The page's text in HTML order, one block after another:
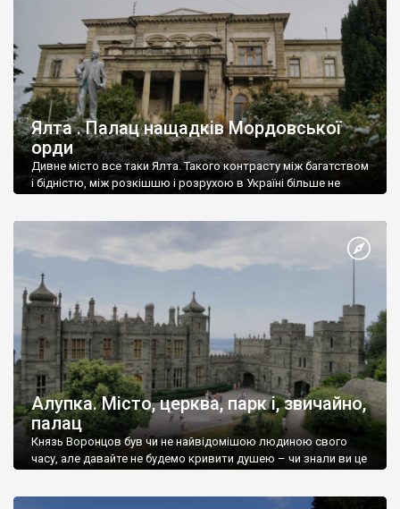
Ялта . Палац нащадків Мордовської
орди
Дивне місто все таки Ялта. Такого контрасту між багатством
і бідністю, між розкішшю і розрухою в Україні більше не
Алупка. Місто, церква, парк і, звичайно,
палац
Князь Воронцов був чи не найвідомішою людиною свого
часу, але давайте не будемо кривити душею – чи знали ви це